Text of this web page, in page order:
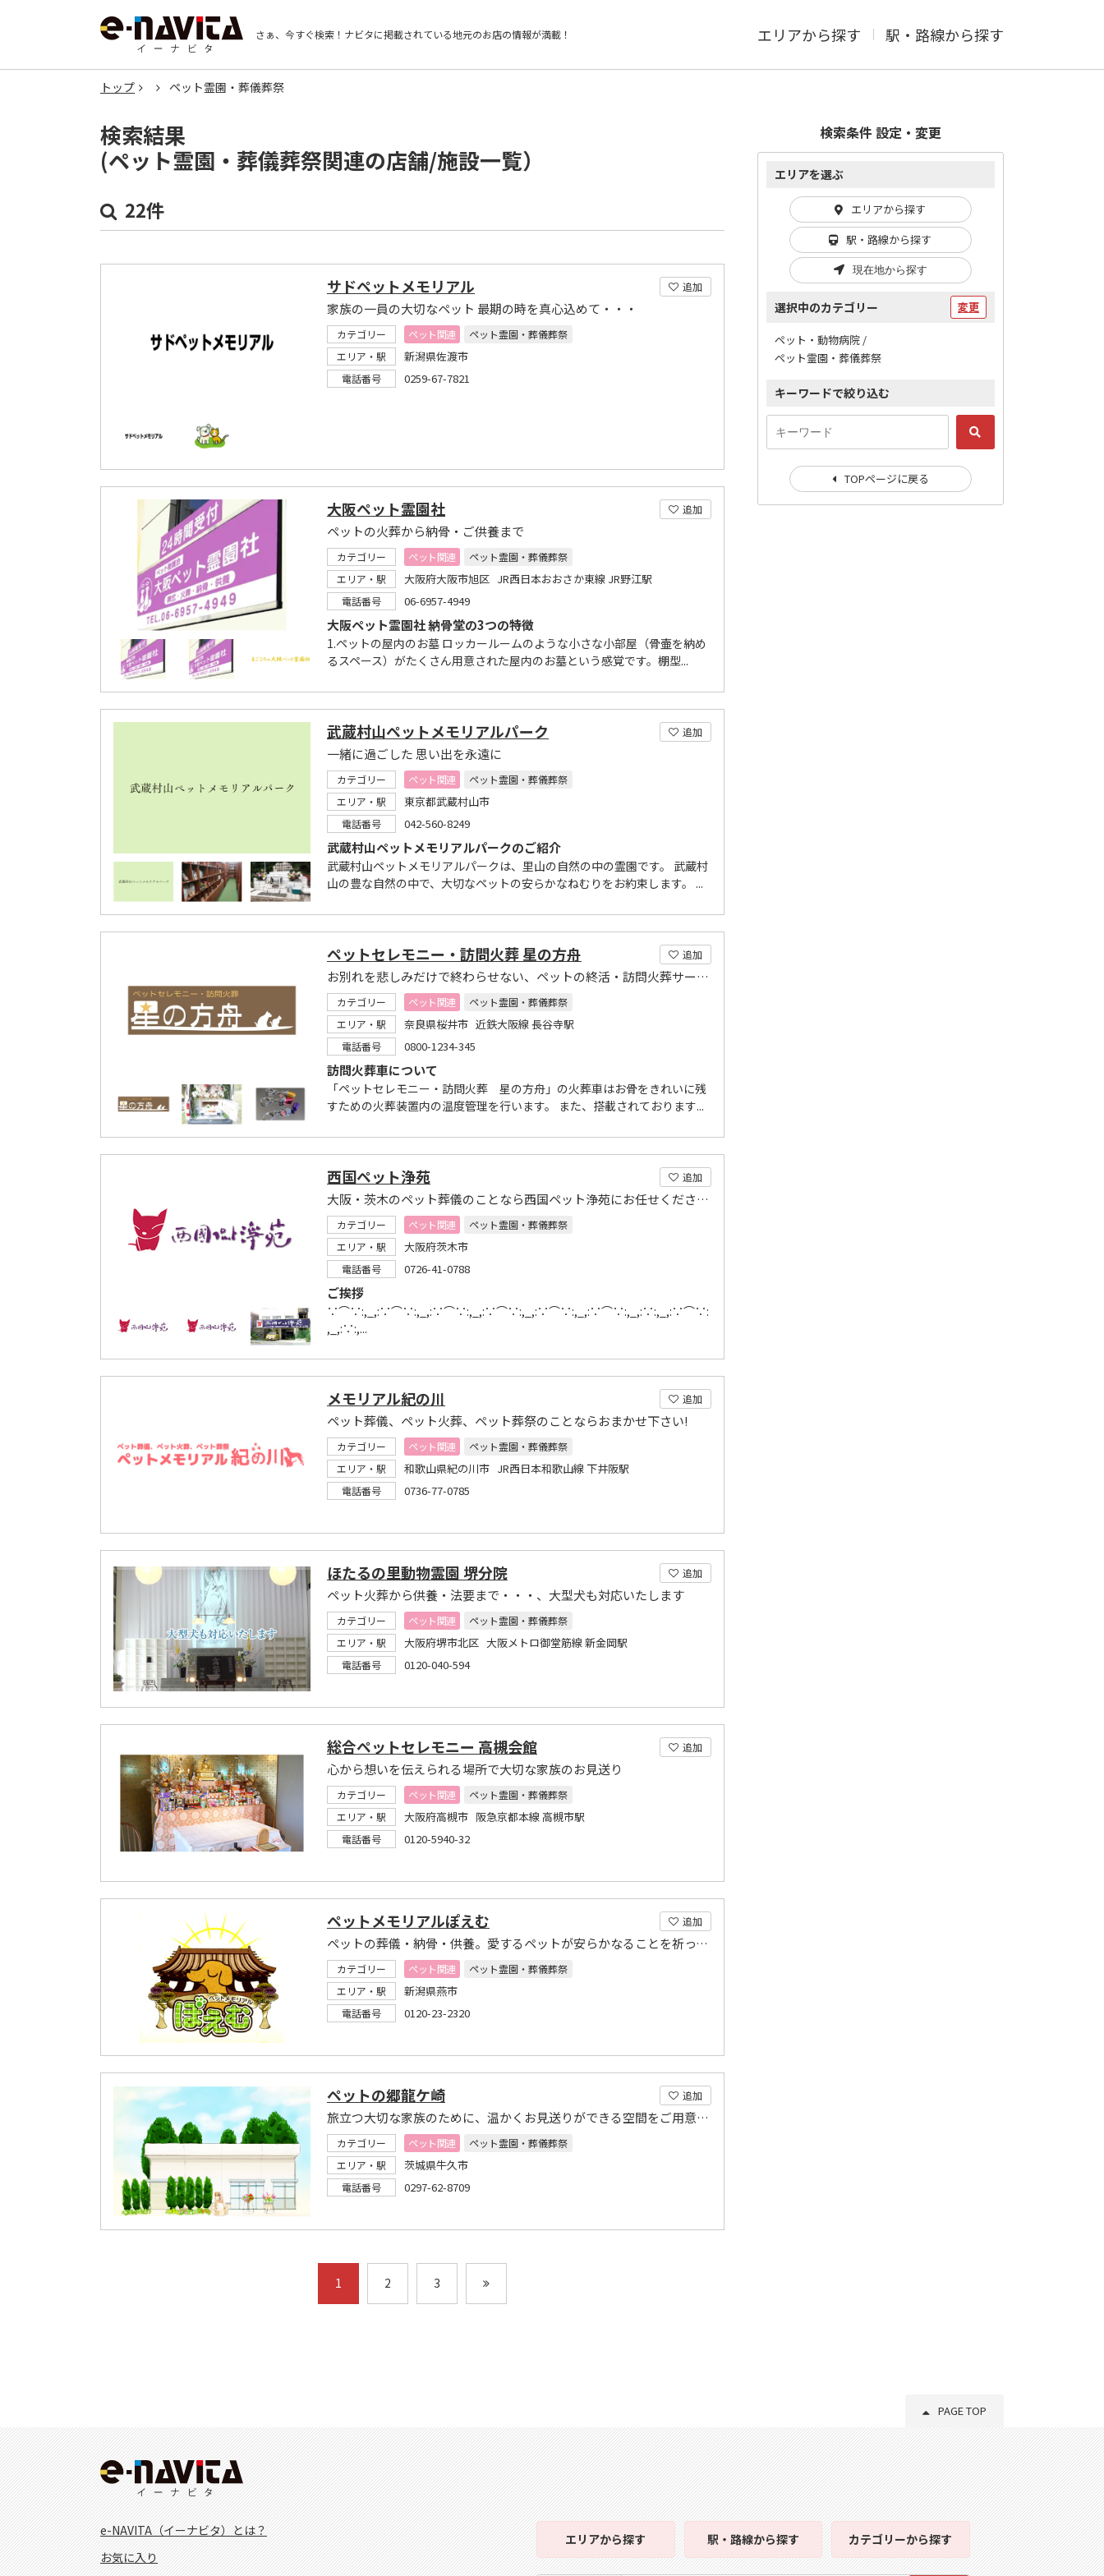
さぁ、今すぐ検索！ ナビタに掲載されている地元のお店の情報が満載！ エリアから探す 駅・路線から探す
トップ ペット霊園・葬儀葬祭
検索結果
(ペット霊園・葬儀葬祭関連の店舗/施設一覧）
22件
追加
サドペットメモリアル
家族の一員の大切なペット 最期の時を真心込めて・・・
カテゴリー ペット関連
ペット霊園・葬儀葬祭
エリア・駅
新潟県佐渡市
電話番号 0259-67-7821
追加
大阪ペット霊園社
ペットの火葬から納骨・ご供養まで
カテゴリー ペット関連
ペット霊園・葬儀葬祭
エリア・駅
大阪府大阪市旭区 JR西日本おおさか東線 JR野江駅
電話番号 06-6957-4949
大阪ペット霊園社 納骨堂の3つの特徴
1.ペットの屋内のお墓 ロッカールームのような小さな小部屋（骨壷を納め
るスペース）がたくさん用意された屋内のお墓という感覚です。棚型...
追加
武蔵村山ペットメモリアルパーク
一緒に過ごした 思い出を永遠に
カテゴリー ペット関連
ペット霊園・葬儀葬祭
エリア・駅
東京都武蔵村山市
電話番号 042-560-8249
武蔵村山ペットメモリアルパークのご紹介
武蔵村山ペットメモリアルパークは、里山の自然の中の霊園です。 武蔵村
山の豊な自然の中で、大切なペットの安らかなねむりをお約束します。 ...
追加
ペットセレモニー・訪問火葬 星の方舟
お別れを悲しみだけで終わらせない、ペットの終活・訪問火葬サービス
カテゴリー ペット関連
ペット霊園・葬儀葬祭
エリア・駅
奈良県桜井市 近鉄大阪線 長谷寺駅
電話番号 0800-1234-345
訪問火葬車について
「ペットセレモニー・訪問火葬 星の方舟」の火葬車はお骨をきれいに残
すための火葬装置内の温度管理を行います。 また、搭載されております...
追加
西国ペット浄苑
大阪・茨木のペット葬儀のことなら西国ペット浄苑にお任せください。
カテゴリー ペット関連
ペット霊園・葬儀葬祭
エリア・駅
大阪府茨木市
電話番号 0726-41-0788
ご挨拶
∵⌒∵:,_,:∵⌒∵:,_,:∵⌒∵:,_,:∵⌒∵:,_,:∵⌒∵:,_,:∵⌒∵:,_,:∵:,_,:∵⌒∵:
,_,:∵:,...
追加
メモリアル紀の川
ペット葬儀、ペット火葬、ペット葬祭のことならおまかせ下さい!
カテゴリー ペット関連
ペット霊園・葬儀葬祭
エリア・駅
和歌山県紀の川市 JR西日本和歌山線 下井阪駅
電話番号 0736-77-0785
追加
ほたるの里動物霊園 堺分院
ペット火葬から供養・法要まで・・・、大型犬も対応いたします
カテゴリー ペット関連
ペット霊園・葬儀葬祭
エリア・駅
大阪府堺市北区 大阪メトロ御堂筋線 新金岡駅
電話番号 0120-040-594
追加
総合ペットセレモニー 高槻会館
心から想いを伝えられる場所で大切な家族のお見送り
カテゴリー ペット関連
ペット霊園・葬儀葬祭
エリア・駅
大阪府高槻市 阪急京都本線 高槻市駅
電話番号 0120-5940-32
追加
ペットメモリアルぽえむ
ペットの葬儀・納骨・供養。愛するペットが安らかなることを祈って…
カテゴリー ペット関連
ペット霊園・葬儀葬祭
エリア・駅
新潟県燕市
電話番号 0120-23-2320
追加
ペットの郷龍ケ崎
旅立つ大切な家族のために、温かくお見送りができる空間をご用意しております。
カテゴリー ペット関連
ペット霊園・葬儀葬祭
エリア・駅
茨城県牛久市
電話番号 0297-62-8709
1 2 3
検索条件 設定・変更
エリアを選ぶ
エリアから探す
駅・路線から探す
現在地から探す
選択中のカテゴリー 変更
ペット・動物病院 /
ペット霊園・葬儀葬祭
キーワードで絞り込む
TOPページに戻る
PAGE TOP
e-NAVITA（イーナビタ）とは？
お気に入り
エリアから探す 駅・路線から探す カテゴリーから探す